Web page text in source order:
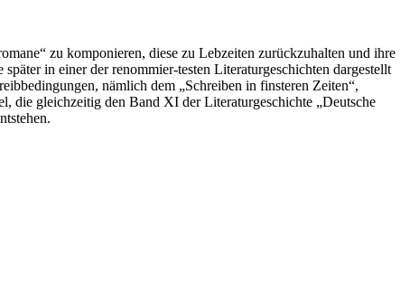
zu komponieren, diese zu Lebzeiten zurückzuhalten und ihre
in einer der renommier-testen Literaturgeschichten dargestellt
nämlich dem „Schreiben in finsteren Zeiten“,
die gleichzeitig den Band XI der Literaturgeschichte „Deutsche